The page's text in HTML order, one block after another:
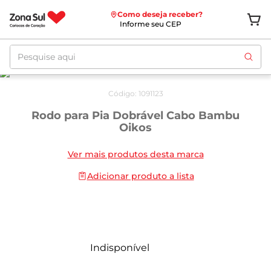
Como deseja receber?
Informe seu CEP
Pesquise aqui
Código: 1091123
Rodo para Pia Dobrável Cabo Bambu
Oikos
Ver mais produtos desta marca
Adicionar produto a lista
Indisponível